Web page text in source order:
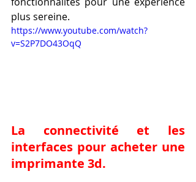
plus sereine.
https://www.youtube.com/watch?
v=S2P7DO43OqQ
La connectivité et les
interfaces pour acheter une
imprimante 3d.